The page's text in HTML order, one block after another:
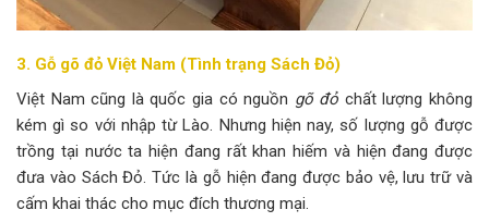
3. Gỗ gõ đỏ Việt Nam (Tình trạng Sách Đỏ)
Việt Nam cũng là quốc gia có nguồn gõ đỏ chất lượng không
kém gì so với nhập từ Lào. Nhưng hiện nay, số lượng gỗ được
trồng tại nước ta hiện đang rất khan hiếm và hiện đang được
đưa vào Sách Đỏ. Tức là gỗ hiện đang được bảo vệ, lưu trữ và
cấm khai thác cho mục đích thương mại.